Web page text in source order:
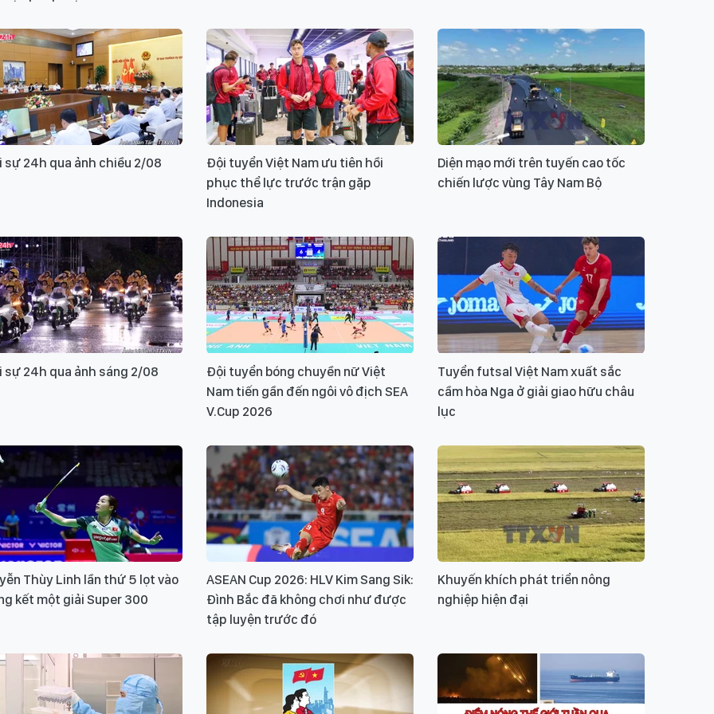
sự 24h qua ảnh chiều 2/08
Đội tuyển Việt Nam ưu tiên hồi
phục thể lực trước trận gặp
Indonesia
Diện mạo mới trên tuyến cao tốc
chiến lược vùng Tây Nam Bộ
sự 24h qua ảnh sáng 2/08
Đội tuyển bóng chuyền nữ Việt
Nam tiến gần đến ngôi vô địch SEA
V.Cup 2026
Tuyển futsal Việt Nam xuất sắc
cầm hòa Nga ở giải giao hữu châu
lục
Thùy Linh lần thứ 5 lọt vào
kết một giải Super 300
ASEAN Cup 2026: HLV Kim Sang Sik:
Đình Bắc đã không chơi như được
tập luyện trước đó
Khuyến khích phát triển nông
nghiệp hiện đại